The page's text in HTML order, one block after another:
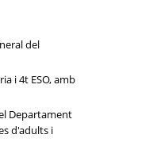
del
i 4t ESO, amb
Departament
d'adults i